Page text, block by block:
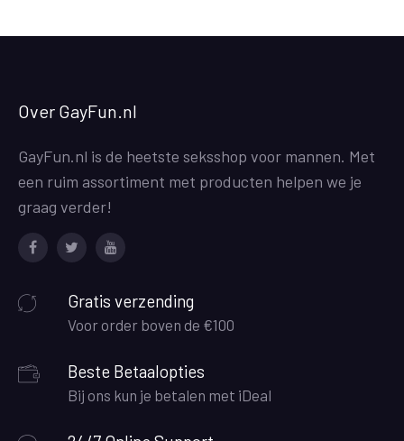
Over GayFun.nl
GayFun.nl is de heetste seksshop voor mannen. Met
een ruim assortiment met producten helpen we je
graag verder!
Gratis verzending
Voor order boven de €100
Beste Betaalopties
Bij ons kun je betalen met iDeal